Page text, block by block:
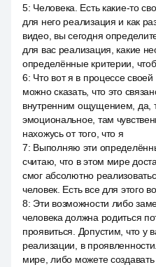
5: Человека. Есть какие-то
для него реализация и как
видео, вы сегодня
для вас реализация, какие
определённые критерии,
6: Что вот я в процессе
можно сказать, что это
внутренним ощущением, да,
эмоциональное, там
нахожусь от того, что я
7: Выполняю эти
считаю, что в этом мире
смог абсолютно
человек. Есть все для этого
8: Эти возможности либо
человека должна родиться
проявиться. Допустим, что у
реализации, в
мире, либо можете создавать